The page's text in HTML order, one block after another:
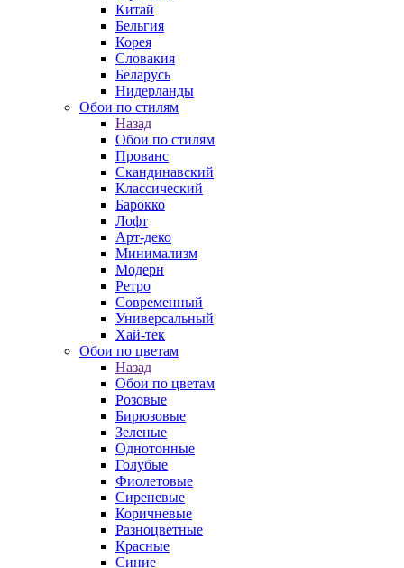
Китай
Бельгия
Корея
Словакия
Беларусь
Нидерланды
Обои по стилям
Назад
Обои по стилям
Прованс
Скандинавский
Классический
Барокко
Лофт
Арт-деко
Минимализм
Модерн
Ретро
Современный
Универсальный
Хай-тек
Обои по цветам
Назад
Обои по цветам
Розовые
Бирюзовые
Зеленые
Однотонные
Голубые
Фиолетовые
Сиреневые
Коричневые
Разноцветные
Красные
Синие